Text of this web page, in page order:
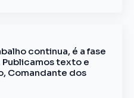
continua, é a fase
texto e
Comandante dos